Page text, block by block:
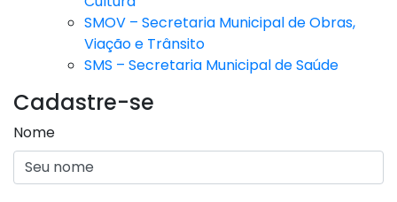
SMOV – Secretaria Municipal de Obras,
Viação e Trânsito
SMS – Secretaria Municipal de Saúde
Cadastre-se
Nome